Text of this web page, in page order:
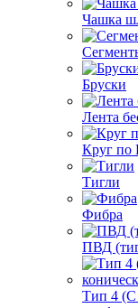
Чашка
Бруски
Лента
Круг по
Тигли
Фибра
ПВД
Тип 4 (С